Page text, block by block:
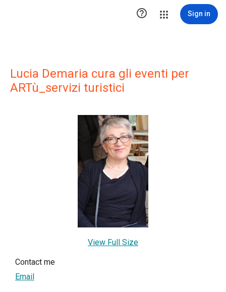
 Sign in
Lucia Demaria cura gli eventi per
ARTù_servizi turistici
View Full Size
Contact me
Email